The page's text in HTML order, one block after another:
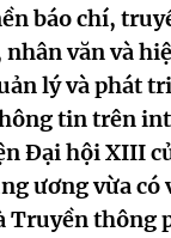
vụ
Công nghệ
nghệ
báo chí,
văn và
lý và phát
tin trên
Đại hội XIII
ương vừa có
Truyền thông